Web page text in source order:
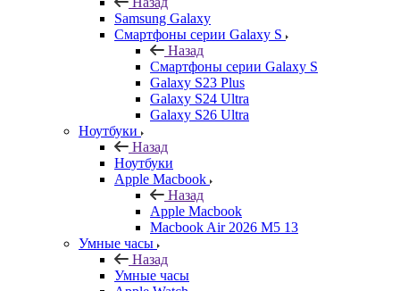
Samsung Galaxy
Смартфоны серии Galaxy S
Назад
Смартфоны серии Galaxy S
Galaxy S23 Plus
Galaxy S24 Ultra
Galaxy S26 Ultra
Ноутбуки
Назад
Ноутбуки
Apple Macbook
Назад
Apple Macbook
Macbook Air 2026 M5 13
Умные часы
Назад
Умные часы